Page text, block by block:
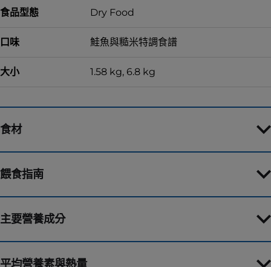
食品型態 Dry Food
口味 鮭魚與糙米特調食譜
大小 1.58 kg, 6.8 kg
食材
餵食指南
主要營養成分
平均營養素與熱量